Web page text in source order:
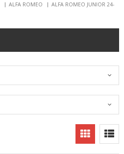
ALFA ROMEO ALFA ROMEO JUNIOR 24-